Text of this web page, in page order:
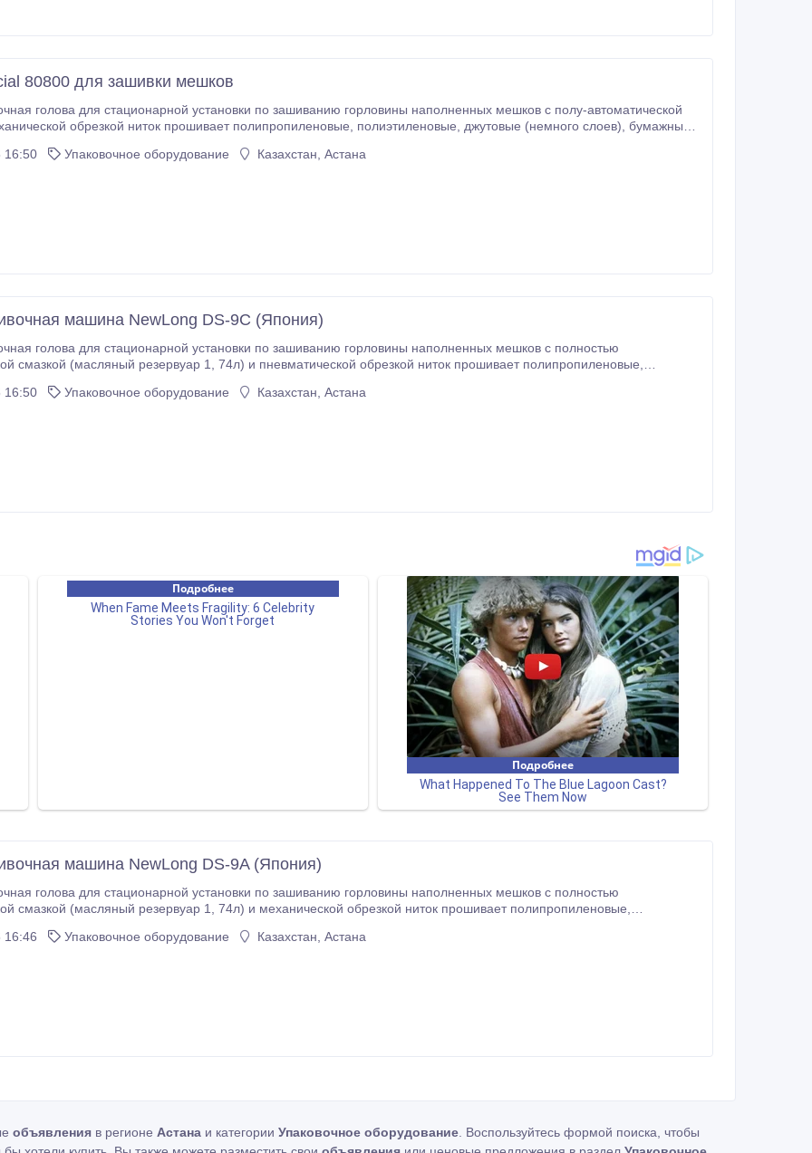
80800 для зашивки мешков
голова для стационарной установки по зашиванию горловины наполненных мешков с полу-автоматической
обрезкой ниток прошивает полипропиленовые, полиэтиленовые, джутовые (немного слоев), бумажные
1800 об/мин (max - до 2000 об/мин), вес ~ 40 кг, тип иглы - 80800, # 250, производительность - 240-500 мешков в час.
16:50 Упаковочное оборудование Казахстан, Астана
машина NewLong DS-9C (Япония)
голова для стационарной установки по зашиванию горловины наполненных мешков с полностью
смазкой (масляный резервуар 1, 74л) и пневматической обрезкой ниток прошивает полипропиленовые,
16:50
Упаковочное оборудование Казахстан, Астана
машина NewLong DS-9A (Япония)
голова для стационарной установки по зашиванию горловины наполненных мешков с полностью
смазкой (масляный резервуар 1, 74л) и механической обрезкой ниток прошивает полипропиленовые,
16:46 Упаковочное оборудование Казахстан, Астана
объявления в регионе Астана и категории Упаковочное оборудование . Воспользуйтесь формой поиска, чтобы